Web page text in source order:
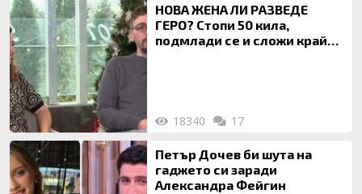
НОВА ЖЕНА ЛИ РАЗВЕДЕ
ГЕРО? Стопи 50 кила,
подмлади се и сложи край
18340 17
Петър Дочев би шута на
гаджето си заради
Александра Фейгин